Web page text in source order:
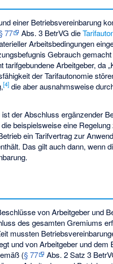
einer Betriebsvereinbarung
77 Abs. 3 BetrVG die
Arbeitsbedingungen
Gebrauch
tarifgebundene Arbeitgeber, da
der Tarifautonomie
[4] die aber ausnahmsweise
der Abschluss ergänzender
beispielsweise eine Regelung
ein Tarifvertrag zur
Das gilt auch dann, wenn
von Arbeitgeber und
des gesamten Gremiums
mussten
und von Arbeitgeber und
(§ 77
Abs. 2 Satz 3